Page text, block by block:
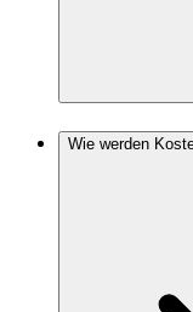
Wie werden